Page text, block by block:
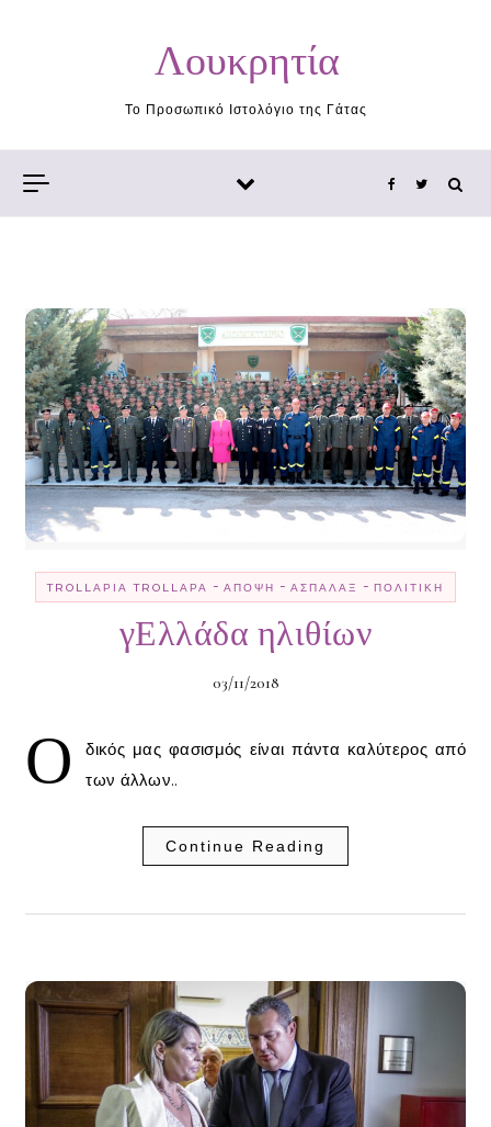
Λουκρητία
Το Προσωπικό Ιστολόγιο της Γάτας
TROLLΑΡΊΑ TROLLΑΡΆ - ΆΠΟΨΗ - ΑΣΠΆΛΑΞ - ΠΟΛΙΤΙΚΉ
γΕλλάδα ηλιθίων
03/11/2018
Ο
δικός μας φασισμός είναι πάντα καλύτερος από
των άλλων..
Continue Reading